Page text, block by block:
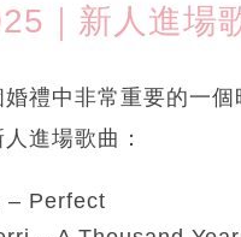
｜新人進場
禮中非常重要的一
進場歌曲：
– Perfect